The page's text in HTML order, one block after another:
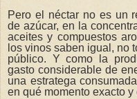
Pero el néctar no es un
de azúcar, en la
aceites y compuestos
los vinos saben igual, no
público. Y como la
gasto considerable de
una estratega
en qué momento exacto